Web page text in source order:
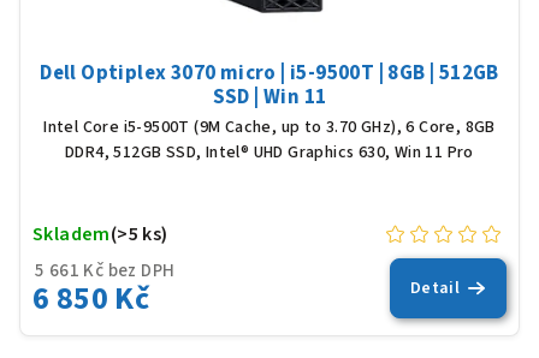
Dell Optiplex 3070 micro | i5-9500T | 8GB | 512GB
SSD | Win 11
Intel Core i5-9500T (9M Cache, up to 3.70 GHz), 6 Core, 8GB
DDR4, 512GB SSD, Intel® UHD Graphics 630, Win 11 Pro
5 661 Kč bez DPH
6 850 Kč
Skladem(>5 ks)
Detail